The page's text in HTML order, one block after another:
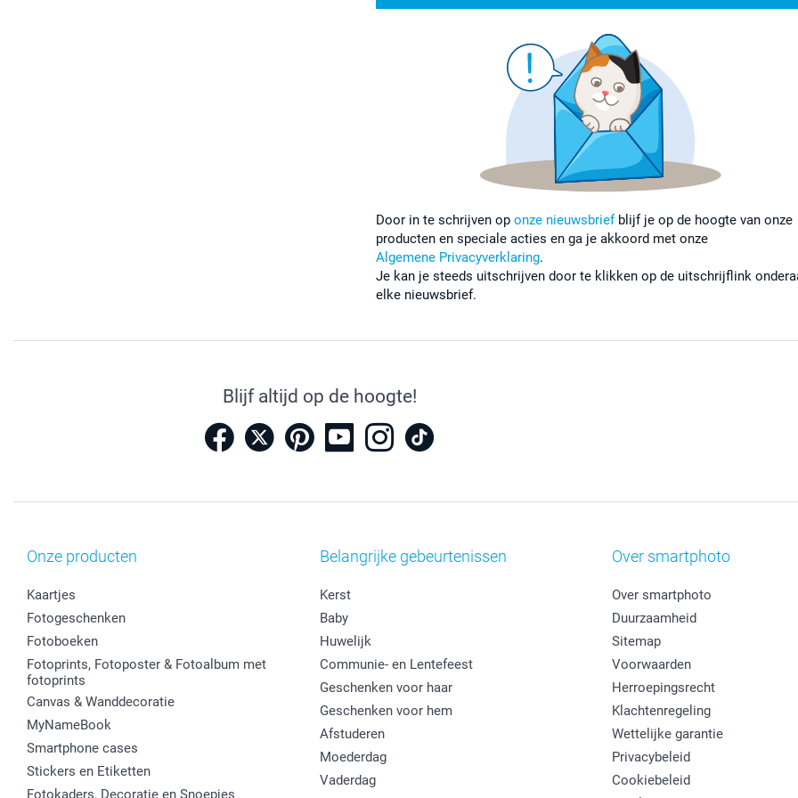
Door in te schrijven op onze nieuwsbriefblijf je op de hoogte van onze
producten en speciale acties en ga je akkoord met onze
Algemene Privacyverklaring.
Je kan je steeds uitschrijven door te klikken op de uitschrijflink
elke nieuwsbrief.
Blijf altijd op de hoogte!
Onze producten
Kaartjes
Fotogeschenken
Fotoboeken
Fotoprints, Fotoposter & Fotoalbum met
fotoprints
Canvas & Wanddecoratie
MyNameBook
Smartphone cases
Stickers en Etiketten
Fotokaders, Decoratie en Snoepjes
Belangrijke gebeurtenissen
Kerst
Baby
Huwelijk
Communie- en Lentefeest
Geschenken voor haar
Geschenken voor hem
Afstuderen
Moederdag
Vaderdag
Over smartphoto
Over smartphoto
Duurzaamheid
Sitemap
Voorwaarden
Herroepingsrecht
Klachtenregeling
Wettelijke garantie
Privacybeleid
Cookiebeleid